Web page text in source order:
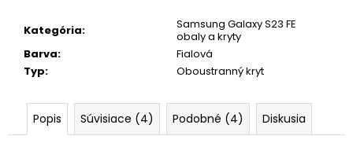
Kategória:
Samsung Galaxy S23 FE
obaly a kryty
Barva:
Fialová
Typ: Oboustranný kryt
Popis Súvisiace (4) Podobné (4) Diskusia